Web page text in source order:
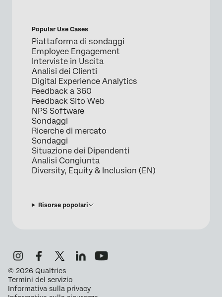
Popular Use Cases
Piattaforma di sondaggi
Employee Engagement
Interviste in Uscita
Analisi dei Clienti
Digital Experience Analytics
Feedback a 360
Feedback Sito Web
NPS Software
Sondaggi
Ricerche di mercato
Sondaggi
Situazione dei Dipendenti
Analisi Congiunta
Diversity, Equity & Inclusion (EN)
Risorse popolari
© 2026 Qualtrics
Termini del servizio
Informativa sulla privacy